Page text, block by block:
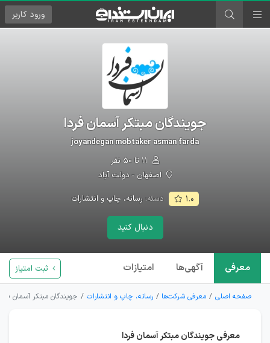
ورود کاربر
جویندگان مبتکر آسمان فردا
joyandegan mobtaker asman farda
اصفهان - دولت آباد
۱.۰ دسته: رسانه، چاپ و انتشارات
دنبال کنید
معرفی آگهی‌ها امتیازات ثبت امتیاز
صفحه اصلی معرفی شرکت‌ها رسانه، چاپ و انتشارات جویندگان مبتکر آسمان
معرفی جویندگان مبتکر آسمان فردا